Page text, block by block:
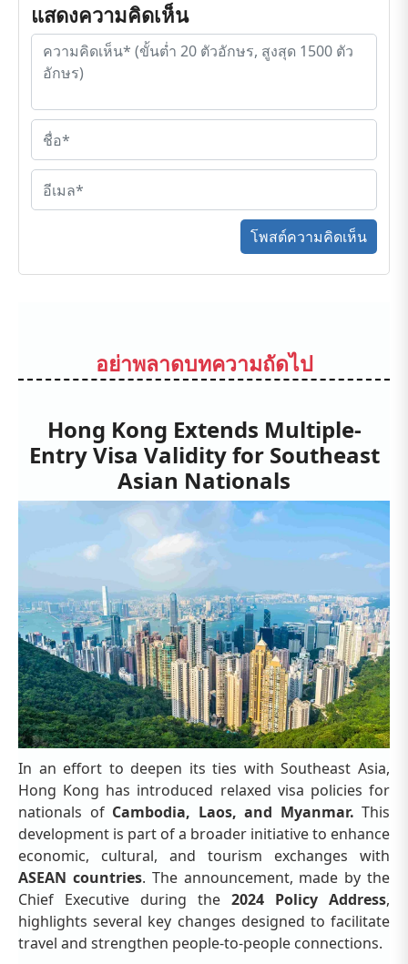
แสดงความคิดเห็น
โพสต์ความคิดเห็น
อย่าพลาดบทความถัดไป
Hong Kong Extends Multiple-
Entry Visa Validity for Southeast
Asian Nationals
In an effort to deepen its ties with Southeast Asia,
Hong Kong has introduced relaxed visa policies for
nationals of Cambodia, Laos, and Myanmar. This
development is part of a broader initiative to enhance
economic, cultural, and tourism exchanges with
ASEAN countries. The announcement, made by the
Chief Executive during the 2024 Policy Address,
highlights several key changes designed to facilitate
travel and strengthen people-to-people connections.